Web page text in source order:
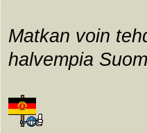
Matkan voin
halvempia